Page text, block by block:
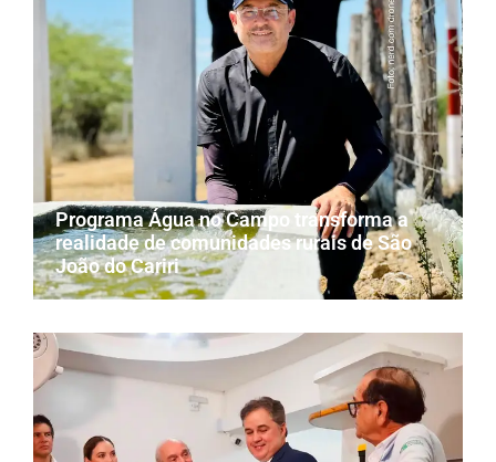
Programa Água no Campo transforma a
realidade de comunidades rurais de São
João do Cariri